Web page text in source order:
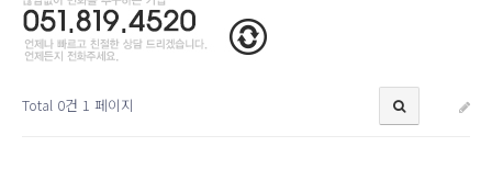
Total 0건 1 페이지